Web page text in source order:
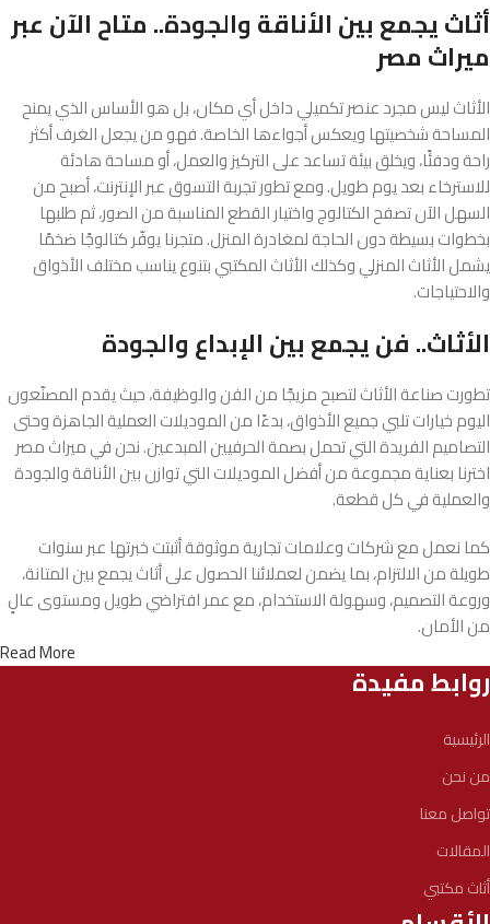
أثاث يجمع بين الأناقة والجودة.. متاح الآن عبر
ميراث مصر
الأثاث ليس مجرد عنصر تكميلي داخل أي مكان، بل هو الأساس الذي يمنح
المساحة شخصيتها ويعكس أجواءها الخاصة. فهو من يجعل الغرف أكثر
راحة ودفئًا، ويخلق بيئة تساعد على التركيز والعمل، أو مساحة هادئة
للاسترخاء بعد يوم طويل. ومع تطور تجربة التسوق عبر الإنترنت، أصبح من
السهل الآن تصفح الكتالوج واختيار القطع المناسبة من الصور، ثم طلبها
بخطوات بسيطة دون الحاجة لمغادرة المنزل. متجرنا يوفّر كتالوجًا ضخمًا
يشمل الأثاث المنزلي وكذلك الأثاث المكتبي بتنوع يناسب مختلف الأذواق
والاحتياجات.
الأثاث.. فن يجمع بين الإبداع والجودة
تطورت صناعة الأثاث لتصبح مزيجًا من الفن والوظيفة، حيث يقدم المصنّعون
اليوم خيارات تلبي جميع الأذواق، بدءًا من الموديلات العملية الجاهزة وحتى
التصاميم الفريدة التي تحمل بصمة الحرفيين المبدعين. نحن في ميراث مصر
اخترنا بعناية مجموعة من أفضل الموديلات التي توازن بين الأناقة والجودة
والعملية في كل قطعة.
كما نعمل مع شركات وعلامات تجارية موثوقة أثبتت خبرتها عبر سنوات
طويلة من الالتزام، بما يضمن لعملائنا الحصول على أثاث يجمع بين المتانة،
وروعة التصميم، وسهولة الاستخدام، مع عمر افتراضي طويل ومستوى عالٍ
من الأمان.
Read More
روابط مفيدة
الرئيسية
من نحن
تواصل معنا
المقالات
أثاث مكتبي